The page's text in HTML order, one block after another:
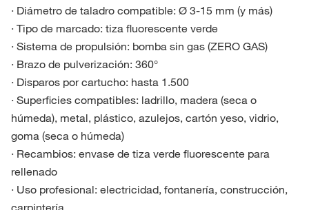
· Diámetro de taladro compatible: Ø 3-15 mm (y más)
· Tipo de marcado: tiza fluorescente verde
· Sistema de propulsión: bomba sin gas (ZERO GAS)
· Brazo de pulverización: 360°
· Disparos por cartucho: hasta 1.500
· Superficies compatibles: ladrillo, madera (seca o
húmeda), metal, plástico, azulejos, cartón yeso, vidrio,
goma (seca o húmeda)
· Recambios: envase de tiza verde fluorescente para
rellenado
· Uso profesional: electricidad, fontanería, construcción,
carpintería